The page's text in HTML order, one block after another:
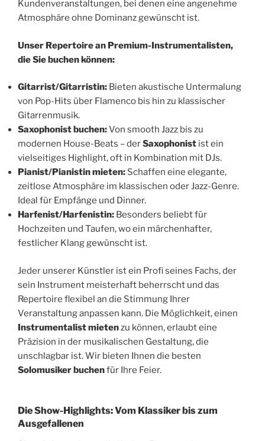
Kundenveranstaltungen, bei denen eine angenehme
Atmosphäre ohne Dominanz gewünscht ist.
Unser Repertoire an Premium-Instrumentalisten,
die Sie buchen können:
Gitarrist/Gitarristin: Bieten akustische Untermalung
von Pop-Hits über Flamenco bis hin zu klassischer
Gitarrenmusik.
Saxophonist buchen:Von smooth Jazz bis zu
modernen House-Beats – derSaxophonist ist ein
vielseitiges Highlight, oft in Kombination mit DJs.
Pianist/Pianistin mieten: Schaffen eine elegante,
zeitlose Atmosphäre im klassischen oder Jazz-Genre.
Ideal für Empfänge und Dinner.
Harfenist/Harfenistin: Besonders beliebt für
Hochzeiten und Taufen, wo ein märchenhafter,
festlicher Klang gewünscht ist.
Jeder unserer Künstler ist ein Profi seines Fachs, der
sein Instrument meisterhaft beherrscht und das
Repertoire flexibel an die Stimmung Ihrer
Veranstaltung anpassen kann. Die Möglichkeit, einen
Instrumentalist mietenzu können, erlaubt eine
Präzision in der musikalischen Gestaltung, die
unschlagbar ist. Wir bieten Ihnen die besten
Solomusiker buchenfür Ihre Feier.
Die Show-Highlights: Vom Klassiker bis zum
Ausgefallenen